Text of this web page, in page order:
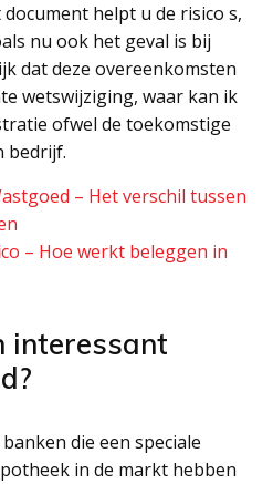
helpt u de risico s,
nu ook het geval is bij
dat deze overeenkomsten
wetswijziging, waar kan ik
ofwel de toekomstige
bedrijf.
– Het verschil tussen
– Hoe werkt beleggen in
interessant
die een speciale
in de markt hebben